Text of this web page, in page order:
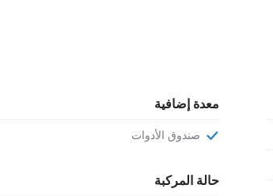
معدة إضافية
صندوق الأدوات
حالة المركبة